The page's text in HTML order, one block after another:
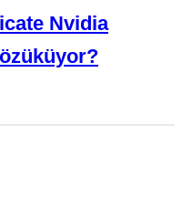
Nvidia